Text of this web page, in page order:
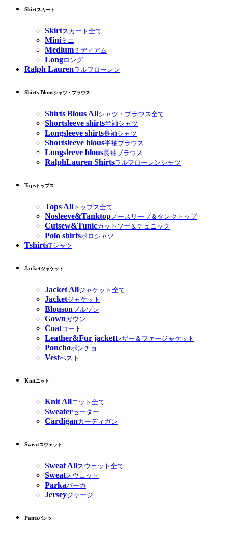
Skirtスカート
Skirtスカート全て
Miniミニ
Medium ミディアム
Longロング
Ralph Laurenラルフローレン
Shirts Blousシャツ・ブラウス
Shirts Blous Allシャツ・ブラウス全て
Shortsleeve shirts半袖シャツ
Longsleeve shirts長袖シャツ
Shortsleeve blous半袖ブラウス
Longsleeve blous長袖ブラウス
RalphLauren Shirtsラルフローレンシャツ
Tops トップス
Tops All トップス全て
Nosleeve&Tanktop ノースリーブ＆タンクトップ
Cutsew&Tunicカットソー＆チュニック
Polo shirtsポロシャツ
TshirtsTシャツ
Jacketジャケット
Jacket Allジャケット全て
Jacketジャケット
Blousonブルゾン
Gownガウン
Coatコート
Leather&Fur jacketレザー＆ファージャケット
Ponchoポンチョ
Vestベスト
Knitニット
Knit Allニット全て
Sweaterセーター
Cardiganカーディガン
Sweatスウェット
Sweat Allスウェット全て
Sweatスウェット
Parkaパーカ
Jerseyジャージ
Pantsパンツ